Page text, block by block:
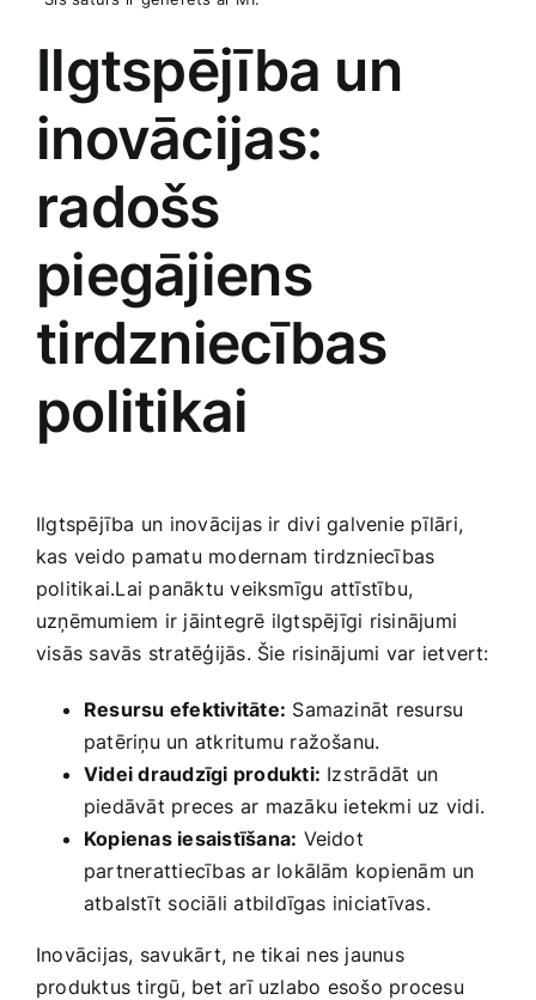
Ilgtspējība un
inovācijas:
radošs⁤
piegājiens
tirdzniecības
politikai
Ilgtspējība un inovācijas ir divi ‌galvenie pīlāri,
kas veido pamatu ‍modernam tirdzniecības
politikai.Lai panāktu veiksmīgu attīstību,
uzņēmumiem ir jāintegrē ilgtspējīgi risinājumi
visās savās stratēģijās. Šie risinājumi var ⁢ietvert:
Resursu efektivitāte: Samazināt resursu
patēriņu un atkritumu ražošanu.
Videi draudzīgi produkti: Izstrādāt un
piedāvāt preces ar mazāku ietekmi uz vidi.
Kopienas ​iesaistīšana: Veidot
partnerattiecības ar lokālām kopienām‍ un
atbalstīt sociāli atbildīgas iniciatīvas.
Inovācijas, savukārt, ne tikai nes jaunus
‍produktus tirgū, bet arī uzlabo esošo procesu​